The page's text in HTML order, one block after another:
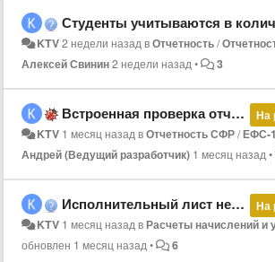
Студенты учитываются в количестве застрахованных в РСВ и в
KTV2 недели назадвОтчетность/
Алексей Свинин2 недели назад• 3
На
Встроенная проверка отчетов ЕФС-1 не работает, выдает ошибку
KTV 1 месяц назадвОтчетность СФР/ЕФС-1
Андрей (Ведущий разработчик) 1 месяц назад•
На
Исполнительный лист не пересчитывается в кассовой ведомости
KTV 1 месяц назадвРасчеты начислений и
обновлен 1 месяц назад• 6